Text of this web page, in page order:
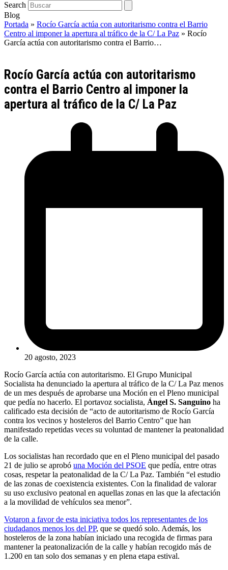
Search
Blog
Portada » Rocío García actúa con autoritarismo contra el Barrio
Centro al imponer la apertura al tráfico de la C/ La Paz » Rocío
García actúa con autoritarismo contra el Barrio…
Rocío García actúa con autoritarismo
contra el Barrio Centro al imponer la
apertura al tráfico de la C/ La Paz
20 agosto, 2023
Rocío García actúa con autoritarismo. El Grupo Municipal
Socialista ha denunciado la apertura al tráfico de la C/ La Paz menos
de un mes después de aprobarse una Moción en el Pleno municipal
que pedía no hacerlo. El portavoz socialista, Ángel S. Sanguino ha
calificado esta decisión de “acto de autoritarismo de Rocío García
contra los vecinos y hosteleros del Barrio Centro” que han
manifestado repetidas veces su voluntad de mantener la peatonalidad
de la calle.
Los socialistas han recordado que en el Pleno municipal del pasado
21 de julio se aprobó una Moción del PSOE que pedía, entre otras
cosas, respetar la peatonalidad de la C/ La Paz. También “el estudio
de las zonas de coexistencia existentes. Con la finalidad de valorar
su uso exclusivo peatonal en aquellas zonas en las que la afectación
a la movilidad de vehículos sea menor”.
Votaron a favor de esta iniciativa todos los representantes de los
ciudadanos menos los del PP, que se quedó solo. Además, los
hosteleros de la zona habían iniciado una recogida de firmas para
mantener la peatonalización de la calle y habían recogido más de
1.200 en tan solo dos semanas y en plena etapa estival.